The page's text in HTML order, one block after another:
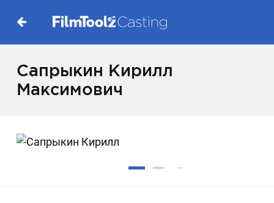
Сапрыкин Кирилл
Максимович